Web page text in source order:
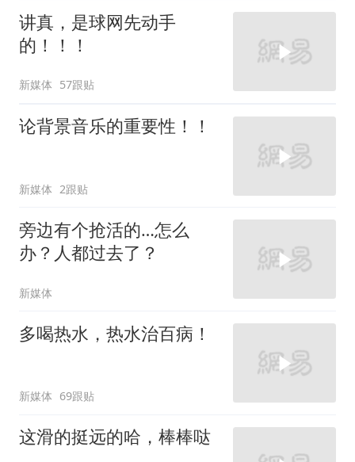
讲真，是球网先动手
的！！！
新媒体 57跟贴
论背景音乐的重要性！！
新媒体 2跟贴
旁边有个抢活的…怎么
办？人都过去了？
新媒体
多喝热水，热水治百病！
新媒体 69跟贴
这滑的挺远的哈，棒棒哒